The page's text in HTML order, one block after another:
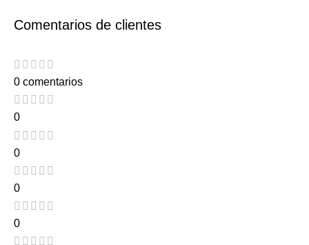
Comentarios de clientes
0 comentarios
0
0
0
0